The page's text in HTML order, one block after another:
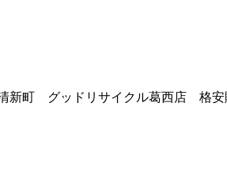
清新町 グッドリサイクル葛西店 格安